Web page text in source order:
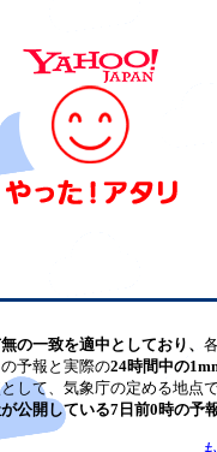
の一致を適中としており、
予報と実際の24時間中の
して、気象庁の定める地点
公開している7日前0時の予